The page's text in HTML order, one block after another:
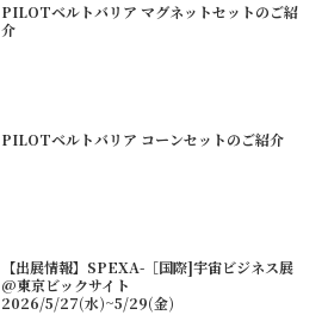
PILOTベルトバリア マグネットセットのご紹
介
PILOTベルトバリア コーンセットのご紹介
【出展情報】SPEXA-［国際]宇宙ビジネス展
@東京ビックサイト
2026/5/27(水)~5/29(金)